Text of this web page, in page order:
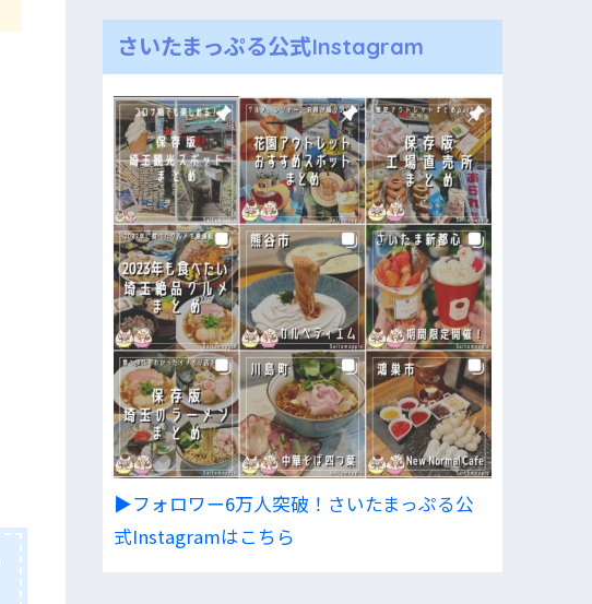
さいたまっぷる公式Instagram
▶︎フォロワー6万人突破！さいたまっぷる公
式Instagramはこちら